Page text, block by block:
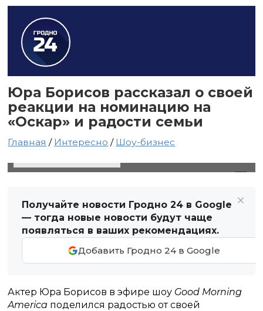
Юра Борисов рассказал о своей
реакции на номинацию на
«Оскар» и радости семьи
Главная / Интересно / Шоу-бизнес
Получайте новости Гродно 24 в Google
— тогда новые новости будут чаще
появляться в ваших рекомендациях.
Добавить Гродно 24 в Google
Актер Юра Борисов в эфире шоу Good Morning
America поделился радостью от своей